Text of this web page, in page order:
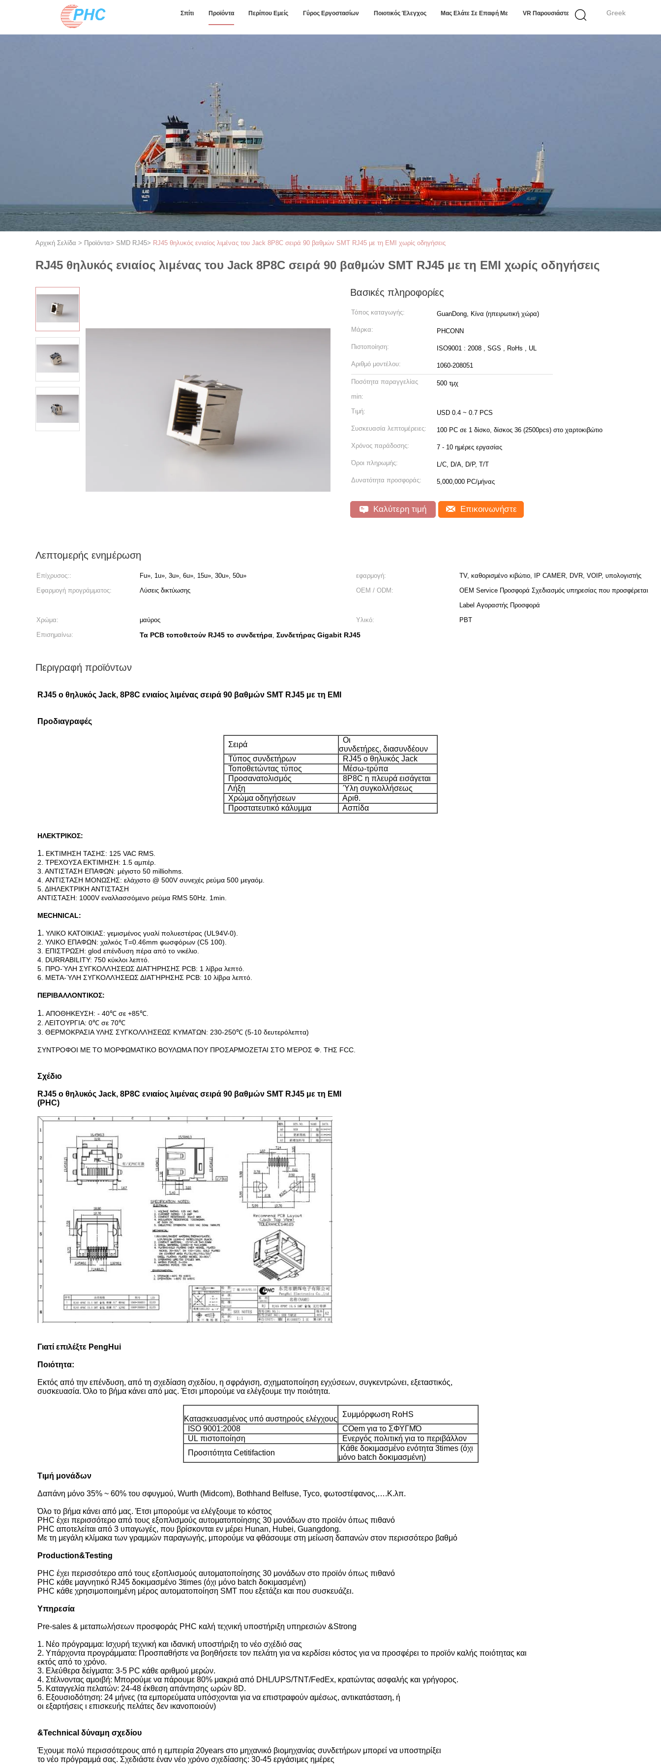
Greek
Σπίτι Προϊόντα Περίπου Εμείς Γύρος Εργοστασίων Ποιοτικός Έλεγχος Μας Ελάτε Σε Επαφή Με VR Παρουσιάστε
Αρχική Σελίδα > Προϊόντα> SMD RJ45> RJ45 θηλυκός ενιαίος λιμένας του Jack 8P8C σειρά 90 βαθμών SMT RJ45 με τη EMI χωρίς οδηγήσεις
RJ45 θηλυκός ενιαίος λιμένας του Jack 8P8C σειρά 90 βαθμών SMT RJ45 με τη EMI χωρίς οδηγήσεις
Βασικές πληροφορίες
Τόπος καταγωγής: GuanDong, Κίνα (ηπειρωτική χώρα)
Μάρκα: PHCONN
Πιστοποίηση: ISO9001 : 2008 , SGS , RoHs , UL
Αριθμό μοντέλου: 1060-208051
Ποσότητα παραγγελίας
min:
500 τμχ
Τιμή: USD 0.4 ~ 0.7 PCS
Συσκευασία λεπτομέρειες: 100 PC σε 1 δίσκο, δίσκος 36 (2500pcs) στο χαρτοκιβώτιο
Χρόνος παράδοσης: 7 - 10 ημέρες εργασίας
Όροι πληρωμής: L/C, D/A, D/P, T/T
Δυνατότητα προσφοράς: 5,000,000 PC/μήνας
Καλύτερη τιμή Επικοινωνήστε
Λεπτομερής ενημέρωση
Επίχρυσος:: Fu», 1u», 3u», 6u», 15u», 30u», 50u» εφαρμογή:
TV, καθορισμένο κιβώτιο, IP CAMER, DVR, VOIP, υπολογιστής
Εφαρμογή προγράμματος:
Λύσεις δικτύωσης OEM / ODM:
OEM Service Προσφορά Σχεδιασμός υπηρεσίας που προσφέρεται
Label Αγοραστής Προσφορά
Χρώμα:
μαύρος Υλικό:
PBT
Επισημαίνω:
Τα PCB τοποθετούν RJ45 το συνδετήρα, Συνδετήρας Gigabit RJ45
Περιγραφή προϊόντων
RJ45 ο θηλυκός Jack, 8P8C ενιαίος λιμένας σειρά 90 βαθμών SMT RJ45 με τη EMI
Προδιαγραφές
Σειρά
Οι
συνδετήρες, διασυνδέουν
Τύπος συνδετήρων
RJ45 ο θηλυκός Jack
Τοποθετώντας τύπος
Μέσω-τρύπα
Προσανατολισμός
8P8C η πλευρά εισάγεται
Λήξη
Ύλη συγκολλήσεως
Χρώμα οδηγήσεων
Αριθ.
Προστατευτικό κάλυμμα
Ασπίδα
ΗΛΕΚΤΡΙΚΟΣ:
1. ΕΚΤΙΜΗΣΗ ΤΑΣΗΣ: 125 VAC RMS.
2. ΤΡΕΧΟΥΣΑ ΕΚΤΙΜΗΣΗ: 1.5 αμπέρ.
3. ΑΝΤΙΣΤΑΣΗ ΕΠΑΦΩΝ: μέγιστο 50 milliohms.
4. ΑΝΤΙΣΤΑΣΗ ΜΟΝΩΣΗΣ: ελάχιστο @ 500V συνεχές ρεύμα 500 μεγαόμ.
5. ΔΙΗΛΕΚΤΡΙΚΗ ΑΝΤΙΣΤΑΣΗ
ΑΝΤΙΣΤΑΣΗ: 1000V εναλλασσόμενο ρεύμα RMS 50Hz. 1min.
MECHNICAL:
1. ΥΛΙΚΟ ΚΑΤΟΙΚΙΑΣ: γεμισμένος γυαλί πολυεστέρας (UL94V-0).
2. ΥΛΙΚΟ ΕΠΑΦΩΝ: χαλκός T=0.46mm φωσφόρων (C5 100).
3. ΕΠΙΣΤΡΩΣΗ: glod επένδυση πέρα από το νικέλιο.
4. DURRABILITY: 750 κύκλοι λεπτό.
5. ΠΡΟ-ΎΛΗ ΣΥΓΚΟΛΛΉΣΕΩΣ ΔΙΑΤΉΡΗΣΗΣ PCB: 1 λίβρα λεπτό.
6. ΜΕΤΑ-ΎΛΗ ΣΥΓΚΟΛΛΉΣΕΩΣ ΔΙΑΤΉΡΗΣΗΣ PCB: 10 λίβρα λεπτό.
ΠΕΡΙΒΑΛΛΟΝΤΙΚΟΣ:
1. ΑΠΟΘΗΚΕΥΣΗ: - 40℃ σε +85℃.
2. ΛΕΙΤΟΥΡΓΙΑ: 0℃ σε 70℃
3. ΘΕΡΜΟΚΡΑΣΙΑ ΥΛΗΣ ΣΥΓΚΟΛΛΉΣΕΩΣ ΚΥΜΑΤΩΝ: 230-250℃ (5-10 δευτερόλεπτα)
ΣΥΝΤΡΟΦΟΙ ΜΕ ΤΟ ΜΟΡΦΩΜΑΤΙΚΟ ΒΟΥΛΩΜΑ ΠΟΥ ΠΡΟΣΑΡΜΟΖΕΤΑΙ ΣΤΟ ΜΈΡΟΣ Φ. ΤΗΣ FCC.
Σχέδιο
RJ45 ο θηλυκός Jack, 8P8C ενιαίος λιμένας σειρά 90 βαθμών SMT RJ45 με τη EMI
(PHC)
Γιατί επιλέξτε PengHui
Ποιότητα:
Εκτός από την επένδυση, από τη σχεδίαση σχεδίου, η σφράγιση, σχηματοποίηση εγχύσεων, συγκεντρώνει, εξεταστικός,
συσκευασία. Όλο το βήμα κάνει από μας. Έτσι μπορούμε να ελέγξουμε την ποιότητα.
Κατασκευασμένος υπό αυστηρούς ελέγχους
Συμμόρφωση RoHS
ISO 9001:2008
COem για το ΣΦΥΓΜΌ
UL πιστοποίηση
Ενεργός πολιτική για το περιβάλλον
Προσιτότητα Cetitifaction
Κάθε δοκιμασμένο ενότητα 3times (όχι
μόνο batch δοκιμασμένη)
Τιμή μονάδων
Δαπάνη μόνο 35% ~ 60% του σφυγμού, Wurth (Midcom), Bothhand Belfuse, Tyco, φωτοστέφανος,….Κ.λπ.
Όλο το βήμα κάνει από μας. Έτσι μπορούμε να ελέγξουμε το κόστος
PHC έχει περισσότερο από τους εξοπλισμούς αυτοματοποίησης 30 μονάδων στο προϊόν όπως πιθανό
PHC αποτελείται από 3 υπαγωγές, που βρίσκονται εν μέρει Hunan, Hubei, Guangdong.
Με τη μεγάλη κλίμακα των γραμμών παραγωγής, μπορούμε να φθάσουμε στη μείωση δαπανών στον περισσότερο βαθμό
Production&Testing
PHC έχει περισσότερο από τους εξοπλισμούς αυτοματοποίησης 30 μονάδων στο προϊόν όπως πιθανό
PHC κάθε μαγνητικό RJ45 δοκιμασμένο 3times (όχι μόνο batch δοκιμασμένη)
PHC κάθε χρησιμοποιημένη μέρος αυτοματοποίηση SMT που εξετάζει και που συσκευάζει.
Υπηρεσία
Pre-sales & μεταπωλήσεων προσφοράς PHC καλή τεχνική υποστήριξη υπηρεσιών &Strong
1. Νέο πρόγραμμα: Ισχυρή τεχνική και ιδανική υποστήριξη το νέο σχέδιό σας
2. Υπάρχοντα προγράμματα: Προσπαθήστε να βοηθήσετε τον πελάτη για να κερδίσει κόστος για να προσφέρει το προϊόν καλής ποιότητας και
εκτός από το χρόνο.
3. Ελεύθερα δείγματα: 3-5 PC κάθε αριθμού μερών.
4. Στέλνοντας αμοιβή: Μπορούμε να πάρουμε 80% μακριά από DHL/UPS/TNT/FedEx, κρατώντας ασφαλής και γρήγορος.
5. Καταγγελία πελατών: 24-48 έκθεση απάντησης ωρών 8D.
6. Εξουσιοδότηση: 24 μήνες (τα εμπορεύματα υπόσχονται για να επιστραφούν αμέσως, αντικατάσταση, ή
οι εξαρτήσεις ι επισκευής πελάτες δεν ικανοποιούν)
&Technical δύναμη σχεδίου
Έχουμε πολύ περισσότερους από η εμπειρία 20years στο μηχανικό βιομηχανίας συνδετήρων μπορεί να υποστηρίξει
το νέο πρόγραμμά σας. Σχεδιάστε έναν νέο χρόνο σχεδίασης: 30-45 εργάσιμες ημέρες